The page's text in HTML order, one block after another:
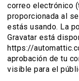
correo electrónico
proporcionada al
estás usando. La
Gravatar está
https://
aprobación de tu
visible para el